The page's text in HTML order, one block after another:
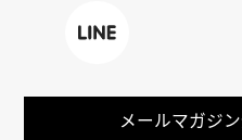
メールマガジ